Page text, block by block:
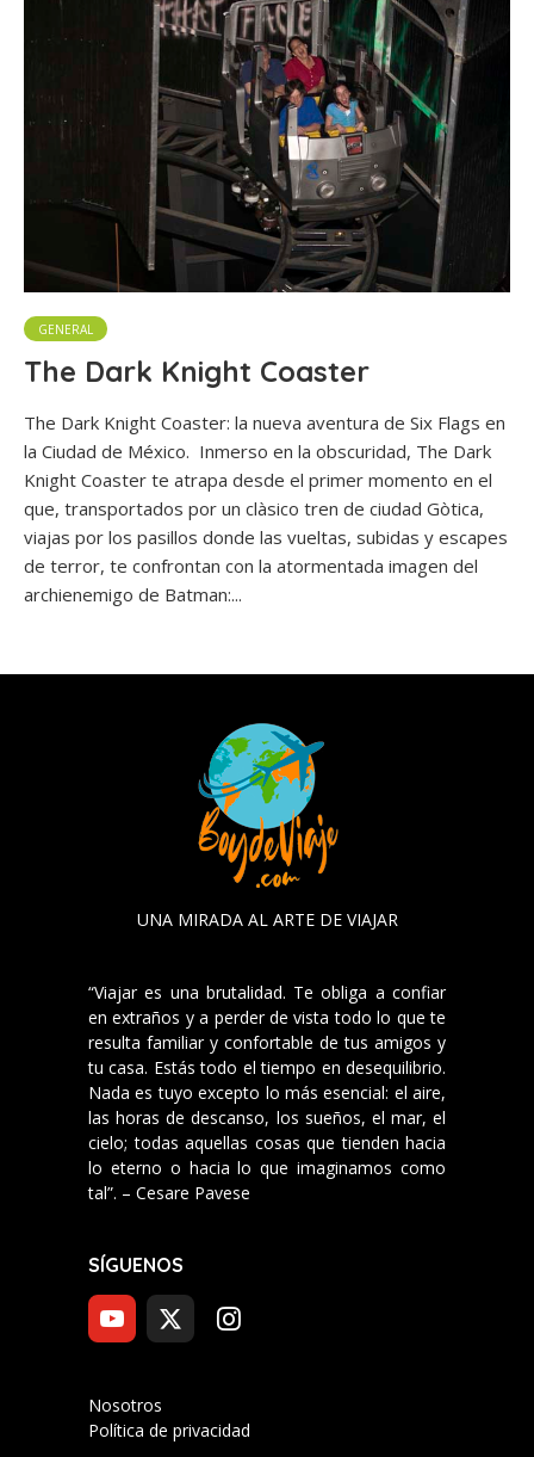
GENERAL
The Dark Knight Coaster
The Dark Knight Coaster: la nueva aventura de Six Flags en
la Ciudad de México. Inmerso en la obscuridad, The Dark
Knight Coaster te atrapa desde el primer momento en el
que, transportados por un clàsico tren de ciudad Gòtica,
viajas por los pasillos donde las vueltas, subidas y escapes
de terror, te confrontan con la atormentada imagen del
archienemigo de Batman:...
UNA MIRADA AL ARTE DE VIAJAR
“Viajar es una brutalidad. Te obliga a confiar
en extraños y a perder de vista todo lo que te
resulta familiar y confortable de tus amigos y
tu casa. Estás todo el tiempo en desequilibrio.
Nada es tuyo excepto lo más esencial: el aire,
las horas de descanso, los sueños, el mar, el
cielo; todas aquellas cosas que tienden hacia
lo eterno o hacia lo que imaginamos como
tal”. – Cesare Pavese
SÍGUENOS
Nosotros
Política de privacidad